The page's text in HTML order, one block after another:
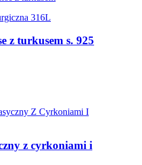
316L
z turkusem s. 925
z cyrkoniami i